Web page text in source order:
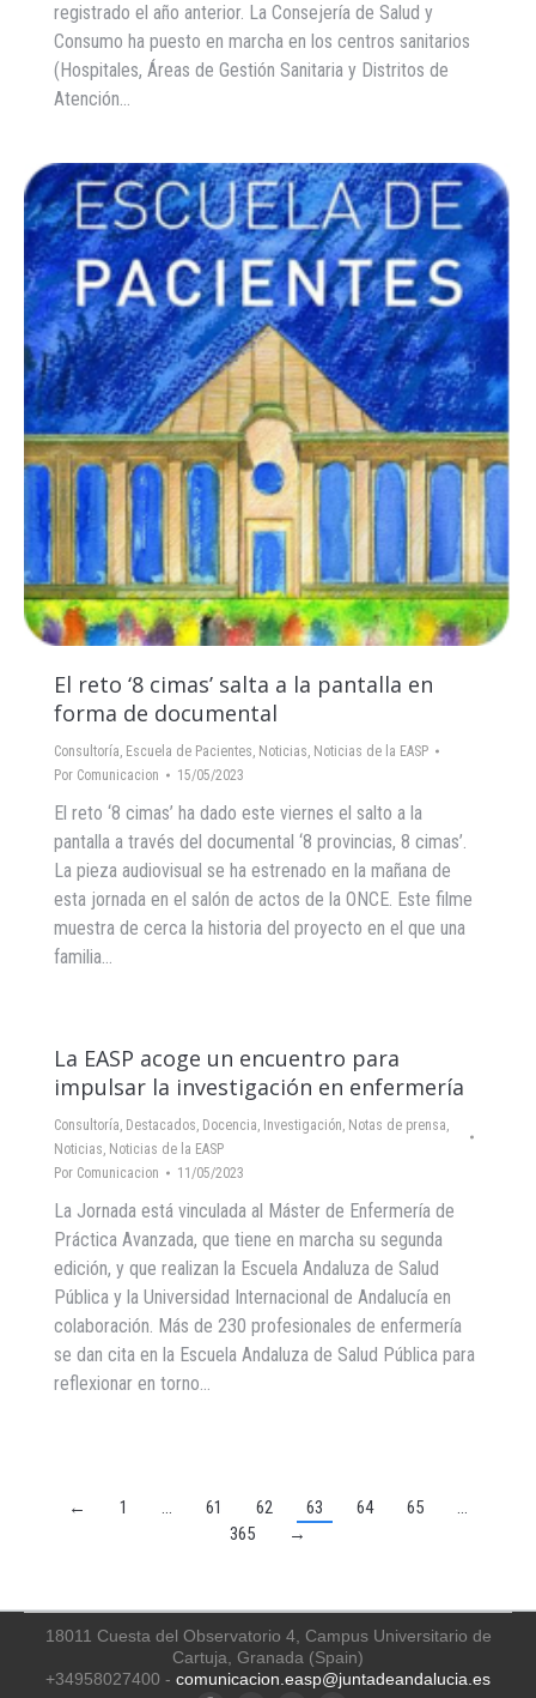
registrado el año anterior. La Consejería de Salud y
Consumo ha puesto en marcha en los centros sanitarios
(Hospitales, Áreas de Gestión Sanitaria y Distritos de
Atención…
El reto ‘8 cimas’ salta a la pantalla en
forma de documental
Consultoría, Escuela de Pacientes, Noticias, Noticias de la EASP
Por Comunicacion 15/05/2023
El reto ‘8 cimas’ ha dado este viernes el salto a la
pantalla a través del documental ‘8 provincias, 8 cimas’.
La pieza audiovisual se ha estrenado en la mañana de
esta jornada en el salón de actos de la ONCE. Este filme
muestra de cerca la historia del proyecto en el que una
familia…
La EASP acoge un encuentro para
impulsar la investigación en enfermería
Consultoría, Destacados, Docencia, Investigación, Notas de prensa,
Noticias, Noticias de la EASP
Por Comunicacion 11/05/2023
La Jornada está vinculada al Máster de Enfermería de
Práctica Avanzada, que tiene en marcha su segunda
edición, y que realizan la Escuela Andaluza de Salud
Pública y la Universidad Internacional de Andalucía en
colaboración. Más de 230 profesionales de enfermería
se dan cita en la Escuela Andaluza de Salud Pública para
reflexionar en torno…
← 1 … 61 62 63 64 65
…
365
→
18011 Cuesta del Observatorio 4, Campus Universitario de
Cartuja, Granada (Spain)
+34958027400 - comunicacion.easp@juntadeandalucia.es